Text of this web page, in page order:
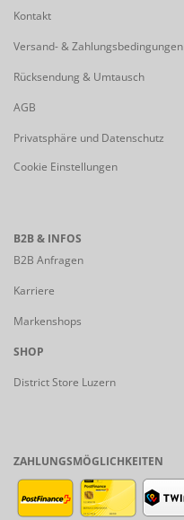
Kontakt
Versand- & Zahlungsbedingungen
Rücksendung & Umtausch
AGB
Privatsphäre und Datenschutz
Cookie Einstellungen
B2B & INFOS
B2B Anfragen
Karriere
Markenshops
SHOP
District Store Luzern
ZAHLUNGSMÖGLICHKEITEN